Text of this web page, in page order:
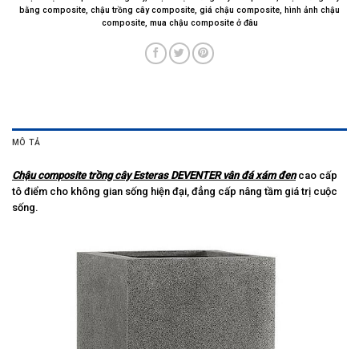
bằng composite, chậu trồng cây composite, giá chậu composite, hình ảnh chậu
composite, mua chậu composite ở đâu
MÔ TẢ
Chậu composite trồng cây Esteras DEVENTER vân đá xám đencao cấp
tô điểm cho không gian sống hiện đại, đẳng cấp nâng tầm giá trị cuộc
sống.